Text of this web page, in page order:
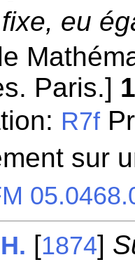
eu
Paris.]
R7f
sur
[1874]